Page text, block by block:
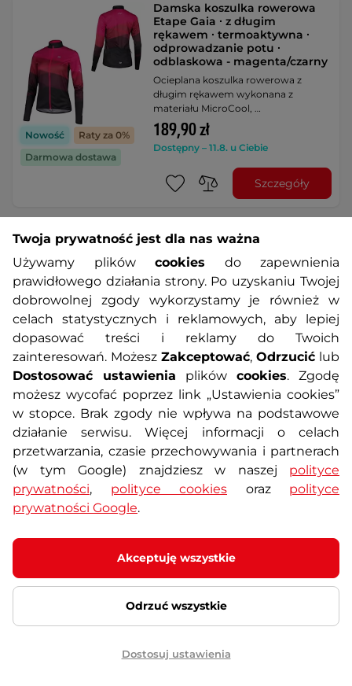
Nowość
Raty za 0%
Darmowa dostawa
Damska koszulka rowerowa
Etape Gaia ∙ z długim
rękawem ∙ termoaktywna ∙
odprowadzanie potu ∙
odblaskowa - magenta/czarny
Ocieplana koszulka rowerowa z
długim rękawem wykonana z
materiału MicroCool, …
189,90 zł
Dostępny – 11.8. u Ciebie
Szczegóły
Nowość
Raty za 0%
Damskie luźne spodenki
odpinane bokserki z wkładką ∙
elementy odblaskowe ∙
kieszenie na zamek -
černá/růžová
Uniwersalne spodenki rowerowe o
luźnym kroju z odpinanymi
bokserkami i wkładką. …
159,90 zł
Dostępny – 11.8. u Ciebie
Szczegóły
Darmowa wymiana rozmiaru
Rękawice motocyklowe W-TEC
Black Heart Web Skull -
na nadgarstku, wygodna wyściółka.
86,90 zł
Twoja prywatność jest dla nas ważna
Używamy plików cookies do zapewnienia
prawidłowego działania strony. Po uzyskaniu Twojej
dobrowolnej zgody wykorzystamy je również w
celach statystycznych i reklamowych, aby lepiej
dopasować treści i reklamy do Twoich
zainteresowań. Możesz Zakceptować, Odrzucić lub
Dostosować ustawienia plików cookies. Zgodę
możesz wycofać poprzez link „Ustawienia cookies”
w stopce. Brak zgody nie wpływa na podstawowe
działanie serwisu. Więcej informacji o celach
przetwarzania, czasie przechowywania i partnerach
(w tym Google) znajdziesz w naszej polityce
prywatności, polityce cookies oraz polityce
prywatności Google.
Akceptuję wszystkie
Odrzuć wszystkie
Dostosuj ustawienia